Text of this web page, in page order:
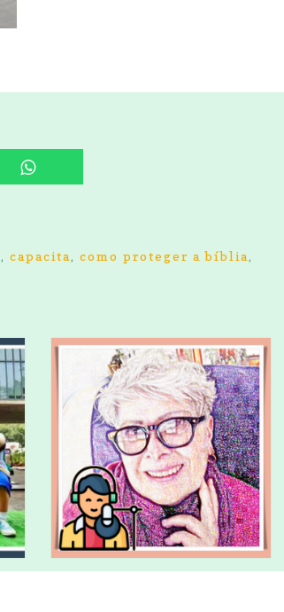
,capacita,como proteger a bíblia,